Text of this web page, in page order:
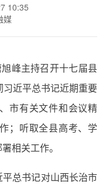
10:35
媒
峰主持召开十七届县
近平总书记近期重要
市有关文件和会议精
；听取全县高考、学
相关工作。
总书记对山西长治市